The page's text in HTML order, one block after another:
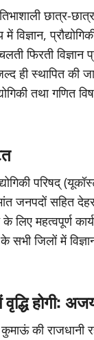
छात्र-
विज्ञान,
विज्ञान
ही स्थापित की
तथा गणित
परिषद्
सहित
के लिए महत्वपूर्ण
जिलों में
होगी:
की राजधानी